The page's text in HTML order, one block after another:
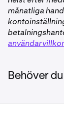
Ej
månatliga
användarvillkor
Behöver